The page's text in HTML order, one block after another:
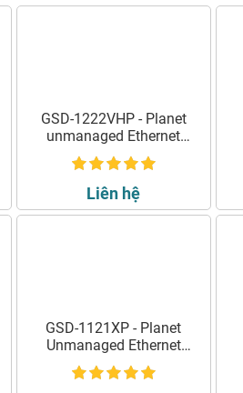
GSD-1222VHP - Planet
unmanaged Ethernet
Switch with PoE LCD
Monitor
Liên hệ
GSD-1121XP - Planet
Unmanaged Ethernet
Switch